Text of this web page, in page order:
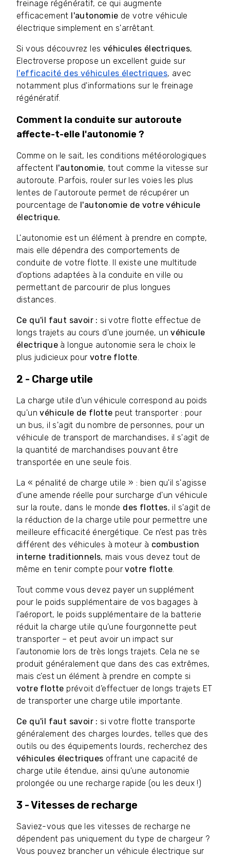
freinage régénératif, ce qui augmente
efficacement l'autonomie de votre véhicule
électrique simplement en s'arrêtant.
Si vous découvrez les véhicules électriques,
Electroverse propose un excellent guide sur
l'efficacité des véhicules électriques, avec
notamment plus d'informations sur le freinage
régénératif.
Comment la conduite sur autoroute
affecte-t-elle l'autonomie ?
Comme on le sait, les conditions météorologiques
affectent l'autonomie, tout comme la vitesse sur
autoroute. Parfois, rouler sur les voies les plus
lentes de l'autoroute permet de récupérer un
pourcentage de l'autonomie de votre véhicule
électrique.
L'autonomie est un élément à prendre en compte,
mais elle dépendra des comportements de
conduite de votre flotte. Il existe une multitude
d'options adaptées à la conduite en ville ou
permettant de parcourir de plus longues
distances.
Ce qu'il faut savoir : si votre flotte effectue de
longs trajets au cours d'une journée, un véhicule
électrique à longue autonomie sera le choix le
plus judicieux pour votre flotte.
2 - Charge utile
La charge utile d'un véhicule correspond au poids
qu'unvéhicule de flotte peut transporter : pour
un bus, il s'agit du nombre de personnes, pour un
véhicule de transport de marchandises, il s'agit de
la quantité de marchandises pouvant être
transportée en une seule fois.
La « pénalité de charge utile » : bien qu'il s'agisse
d'une amende réelle pour surcharge d'un véhicule
sur la route, dans le monde des flottes, il s'agit de
la réduction de la charge utile pour permettre une
meilleure efficacité énergétique. Ce n'est pas très
différent des véhicules à moteur à combustion
interne traditionnels, mais vous devez tout de
même en tenir compte pourvotre flotte.
Tout comme vous devez payer un supplément
pour le poids supplémentaire de vos bagages à
l’aéroport, le poids supplémentaire de la batterie
réduit la charge utile qu’une fourgonnette peut
transporter – et peut avoir un impact sur
l’autonomie lors de très longs trajets. Cela ne se
produit généralement que dans des cas extrêmes,
mais c’est un élément à prendre en compte si
votre flotte prévoit d’effectuer de longs trajets ET
de transporter une charge utile importante.
Ce qu'il faut savoir : si votre flotte transporte
généralement des charges lourdes, telles que des
outils ou des équipements lourds, recherchez des
véhicules électriques offrant une capacité de
charge utile étendue, ainsi qu'une autonomie
prolongée ou une recharge rapide (ou les deux !)
3 - Vitesses de recharge
Saviez-vous que les vitesses de recharge ne
dépendent pas uniquement du type de chargeur ?
Vous pouvez brancher un véhicule électrique sur